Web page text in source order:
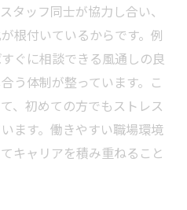
タッフ同士が協力し合い、
根付いているからです。例
ぐに相談できる風通しの良
う体制が整っています。こ
、初めての方でもストレス
ます。働きやすい職場環境
キャリアを積み重ねること